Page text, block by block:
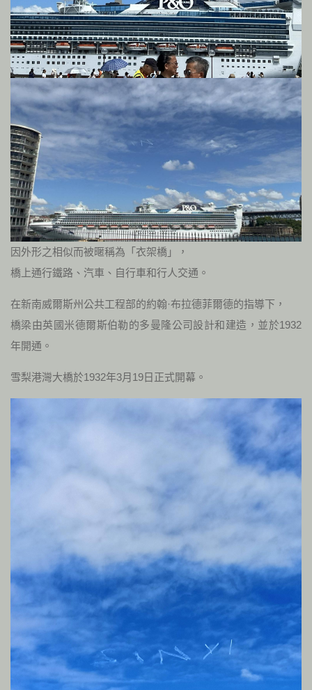
因外形之相似而被暱稱為「衣架橋」，
橋上通行鐵路、汽車、自行車和行人交通。
在新南威爾斯州公共工程部的約翰·布拉德菲爾德的指導下，
橋梁由英國米德爾斯伯勒的多曼隆公司設計和建造，並於1932
年開通。
雪梨港灣大橋於1932年3月19日正式開幕。